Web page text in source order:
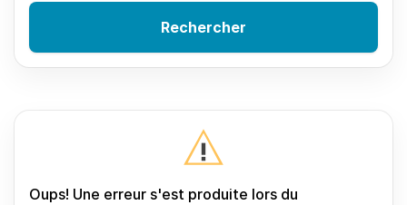
Rechercher
Oups! Une erreur s'est produite lors du